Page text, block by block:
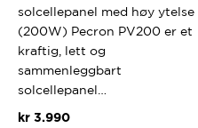
solcellepanel med høy ytelse
(200W) Pecron PV200 er et
kraftig, lett og
sammenleggbart
solcellepanel…
kr3.990